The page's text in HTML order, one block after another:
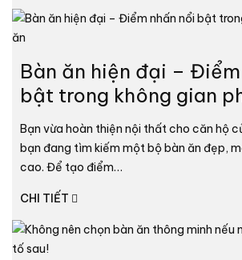
Bàn ăn hiện đại –
bật trong không gian
Bạn vừa hoàn thiện nội thất cho căn hộ
bạn đang tìm kiếm một bộ bàn ăn đẹp,
cao. Để tạo điểm…
CHI TIẾT